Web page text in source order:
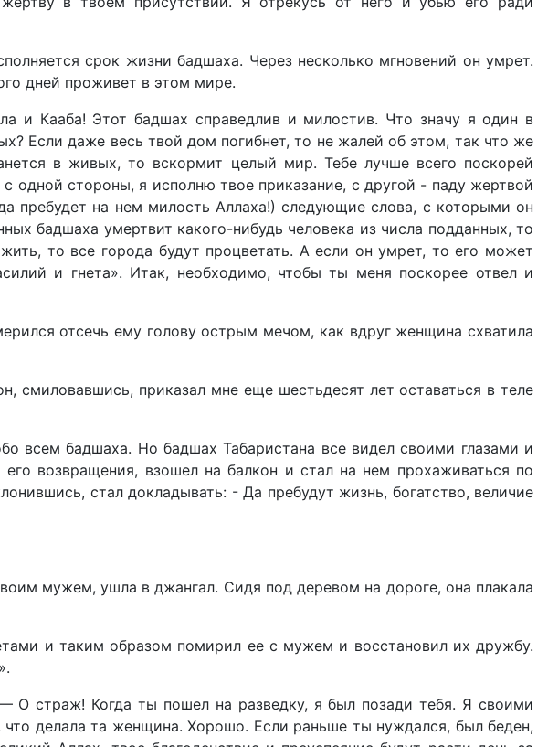
срок жизни бадшаха. Через несколько мгновений он умрет.
дней проживет в этом мире.
и Кааба! Этот бадшах справедлив и милостив. Что значу я один в
Если даже весь твой дом погибнет, то не жалей об этом, так что же
в живых, то вскормит целый мир. Тебе лучше всего поскорей
одной стороны, я исполню твое приказание, с другой - паду жертвой
пребудет на нем милость Аллаха!) следующие слова, с которыми он
бадшаха умертвит какого-нибудь человека из числа подданных, то
то все города будут процветать. А если он умрет, то его может
и гнета». Итак, необходимо, чтобы ты меня поскорее отвел и
отсечь ему голову острым мечом, как вдруг женщина схватила
приказал мне еще шестьдесят лет оставаться в теле
всем бадшаха. Но бадшах Табаристана все видел своими глазами и
возвращения, взошел на балкон и стал на нем прохаживаться по
стал докладывать: - Да пребудут жизнь, богатство, величие
мужем, ушла в джангал. Сидя под деревом на дороге, она плакала
и таким образом помирил ее с мужем и восстановил их дружбу.
О страж! Когда ты пошел на разведку, я был позади тебя. Я своими
делала та женщина. Хорошо. Если раньше ты нуждался, был беден,